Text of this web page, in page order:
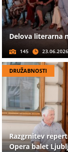
Delova literarna
145 23.06.2026
DRUŽABNOSTI
Razgrnitev
Opera balet